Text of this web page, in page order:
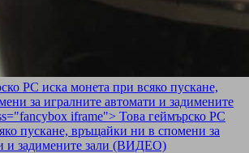
РС иска монета при всяко пускане,
за игралните автомати и задимените
iframe"> Това геймърско РС
пускане, връщайки ни в спомени за
и задимените зали (ВИДЕО)